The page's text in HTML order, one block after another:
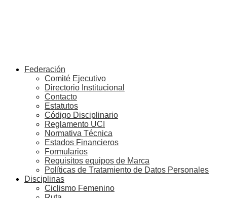
Federación
Comité Ejecutivo
Directorio Institucional
Contacto
Estatutos
Código Disciplinario
Reglamento UCI
Normativa Técnica
Estados Financieros
Formularios
Requisitos equipos de Marca
Políticas de Tratamiento de Datos Personales
Disciplinas
Ciclismo Femenino